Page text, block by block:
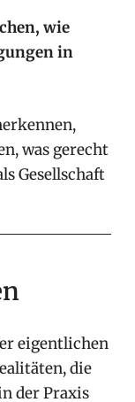
wie
in
was gerecht
Gesellschaft
eigentlichen
die
der Praxis